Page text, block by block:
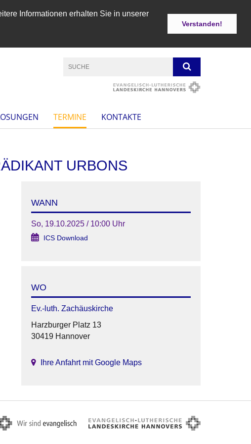
Informationen erhalten Sie in unserer
Verstanden!
TERMINE KONTAKTE
URBONS
WANN
So, 19.10.2025 / 10:00 Uhr
ICS Download
WO
Ev.-luth. Zachäuskirche
Harzburger Platz 13
30419 Hannover
Ihre Anfahrt mit Google Maps